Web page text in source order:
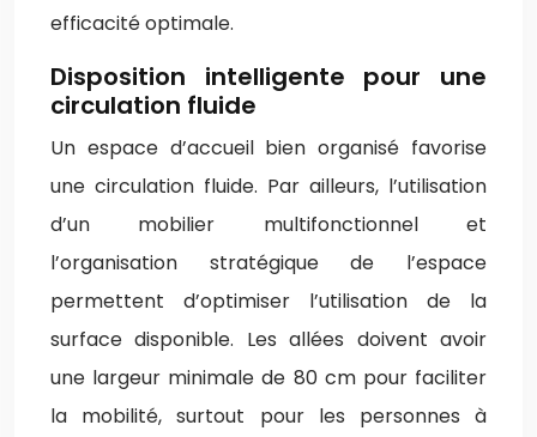
efficacité optimale.
Disposition intelligente pour une
circulation fluide
Un espace d’accueil bien organisé favorise
une circulation fluide. Par ailleurs, l’utilisation
d’un mobilier multifonctionnel et
l’organisation stratégique de l’espace
permettent d’optimiser l’utilisation de la
surface disponible. Les allées doivent avoir
une largeur minimale de 80 cm pour faciliter
la mobilité, surtout pour les personnes à